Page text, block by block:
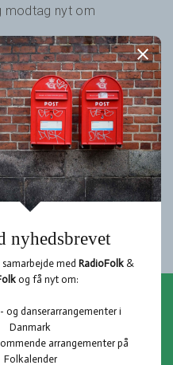
modtag nyt om
i Danmark
på
nyheder fraRadioFolk
Hent Folkalender